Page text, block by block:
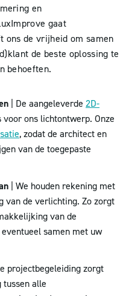
en
gaat
ons de vrijheid om samen
de beste oplossing te
behoeften.
| De aangeleverde 2D-
ons lichtontwerp. Onze
, zodat de architect en
van de toegepaste
| We houden rekening met
van de verlichting. Zo zorgt
van de
samen met uw
projectbegeleiding zorgt
tussen alle